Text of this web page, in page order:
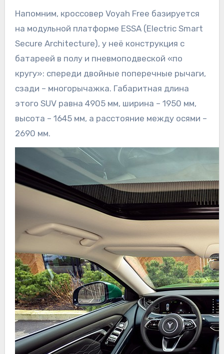
Напомним, кроссовер Voyah Free базируется
на модульной платформе ESSA (Electric Smart
Secure Architecture), у неё конструкция с
батареей в полу и пневмоподвеской «по
кругу»: спереди двойные поперечные рычаги,
сзади – многорычажка. Габаритная длина
этого SUV равна 4905 мм, ширина – 1950 мм,
высота – 1645 мм, а расстояние между осями –
2690 мм.